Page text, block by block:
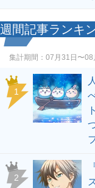
週間記事ランキ
集計期間： 07月31日〜08
1
2